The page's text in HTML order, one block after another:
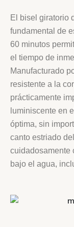
El bisel giratorio
fundamental de
60 minutos
el tiempo de
Manufacturado
resistente a la
prácticamente
luminiscente en
óptima, sin
canto estriado
cuidadosamente
bajo el agua,